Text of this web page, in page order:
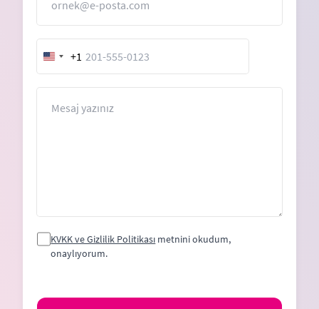
United
States
+1
KVKK ve Gizlilik Politikası metnini okudum,
onaylıyorum.